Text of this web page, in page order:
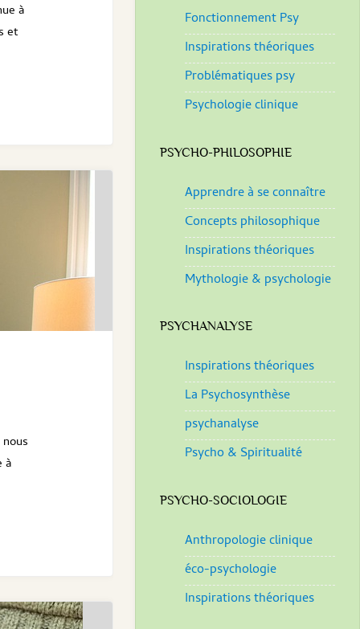
à
et
à
Fonctionnement Psy
Inspirations théoriques
Problématiques psy
Psychologie clinique
PSYCHO-PHILOSOPHIE
Apprendre à se connaître
Concepts philosophique
Inspirations théoriques
Mythologie & psychologie
PSYCHANALYSE
Inspirations théoriques
La Psychosynthèse
psychanalyse
Psycho & Spiritualité
PSYCHO-SOCIOLOGIE
Anthropologie clinique
éco-psychologie
Inspirations théoriques